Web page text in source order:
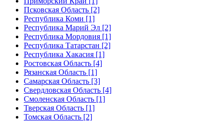
Псковская Область [2]
Республика Коми [1]
Республика Марий Эл [2]
Республика Мордовия [1]
Республика Татарстан [2]
Республика Хакасия [1]
Ростовская Область [4]
Рязанская Область [1]
Самарская Область [3]
Свердловская Область [4]
Смоленская Область [1]
Тверская Область [1]
Томская Область [2]